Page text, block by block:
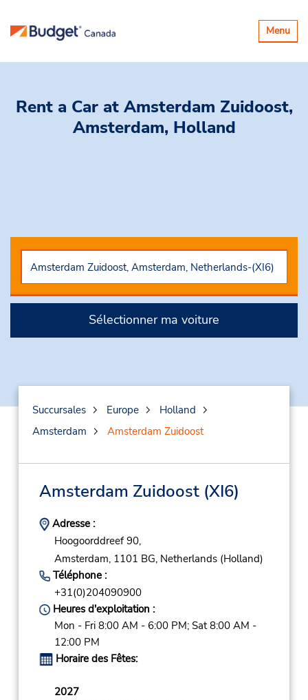
Basculer
la
Menu
Rent a Car at Amsterdam Zuidoost,
Amsterdam, Holland
Sélectionner ma voiture
Succursales Europe
Holland
Amsterdam
Amsterdam Zuidoost
Amsterdam Zuidoost(XI6)
Adresse :
Hoogoorddreef 90,
Amsterdam, 1101 BG, Netherlands (Holland)
Téléphone :
+31(0)204090900
Heures d'exploitation :
Mon - Fri 8:00 AM - 6:00 PM; Sat 8:00 AM -
12:00 PM
Horaire des Fêtes:
2027